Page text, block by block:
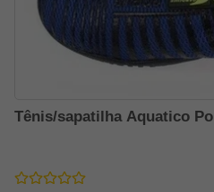
Tênis/sapatilha Aquatico